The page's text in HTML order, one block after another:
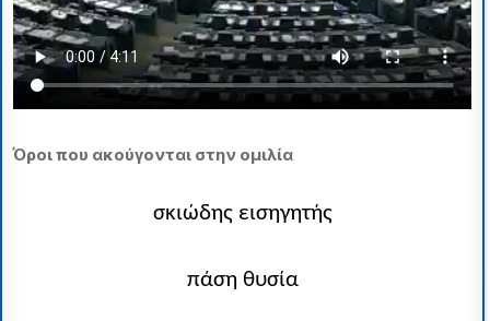
Όροι που ακούγονται στην ομιλία
σκιώδης εισηγητής
πάση θυσία